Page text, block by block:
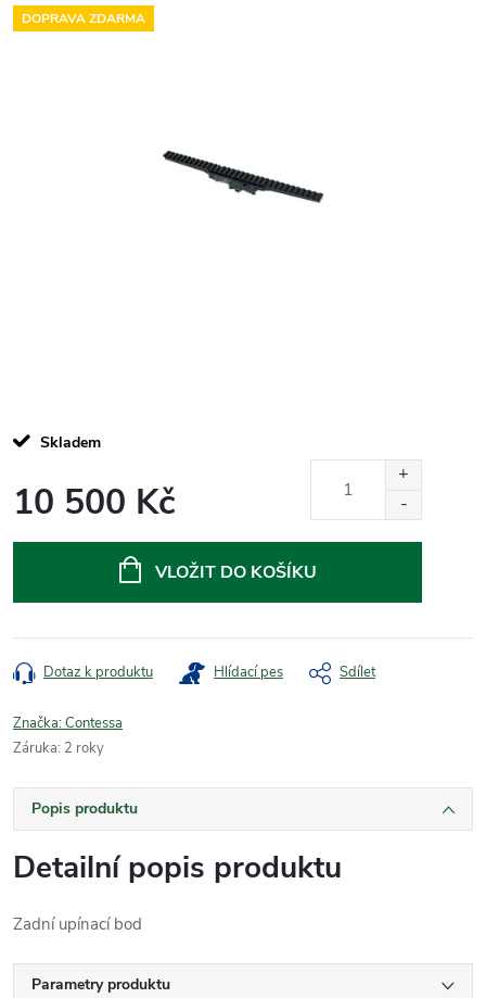
DOPRAVA ZDARMA
Skladem
10 500 Kč
VLOŽIT DO KOŠÍKU
Dotaz k produktu Hlídací pes Sdílet
Značka:Contessa
Záruka: 2 roky
Popis produktu
Detailní popis produktu
Zadní upínací bod
Parametry produktu